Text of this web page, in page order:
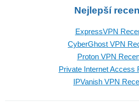
Nejlepší
ExpressVPN
CyberGhost VPN
Proton VPN
Private Internet Access
IPVanish VPN